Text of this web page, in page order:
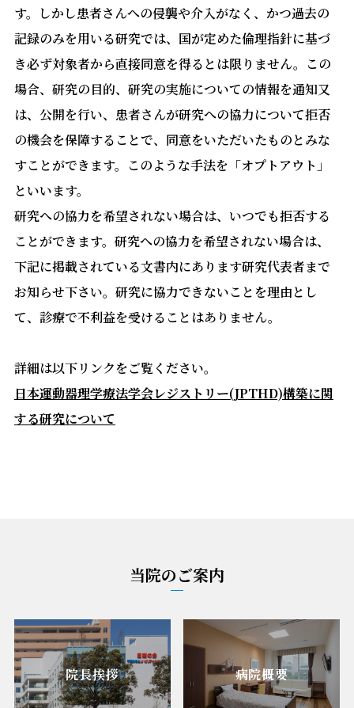
す。しかし患者さんへの侵襲や介入がなく、かつ過去の
記録のみを用いる研究では、国が定めた倫理指針に基づ
き必ず対象者から直接同意を得るとは限りません。この
場合、研究の目的、研究の実施についての情報を通知又
は、公開を行い、患者さんが研究への協力について拒否
の機会を保障することで、同意をいただいたものとみな
すことができます。このような手法を「オプトアウト」
といいます。
研究への協力を希望されない場合は、いつでも拒否する
ことができます。研究への協力を希望されない場合は、
下記に掲載されている文書内にあります研究代表者まで
お知らせ下さい。研究に協力できないことを理由とし
て、診療で不利益を受けることはありません。
詳細は以下リンクをご覧ください。
日本運動器理学療法学会レジストリー(JPTHD)構築に関
する研究について
当院のご案内
院長挨拶 病院概要